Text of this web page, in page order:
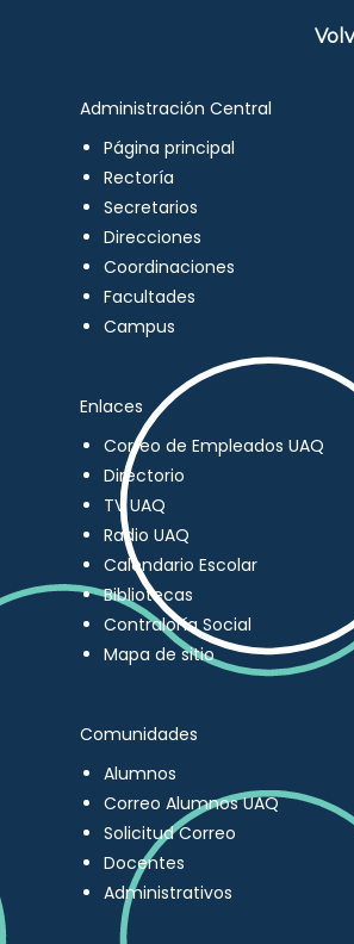
Administración Central
Página principal
Rectoría
Secretarios
Direcciones
Coordinaciones
Facultades
Campus
Enlaces
Correo de Empleados UAQ
Directorio
TV UAQ
Radio UAQ
Calendario Escolar
Bibliotecas
Contraloría Social
Mapa de sitio
Comunidades
Alumnos
Correo Alumnos UAQ
Solicitud Correo
Docentes
Administrativos